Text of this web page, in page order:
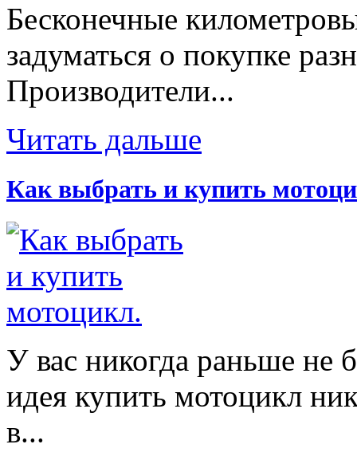
Бесконечные
задуматься о покупке
Производители...
Читать дальше
Как выбрать и купить
У вас никогда раньше не
идея купить мотоцикл
в...